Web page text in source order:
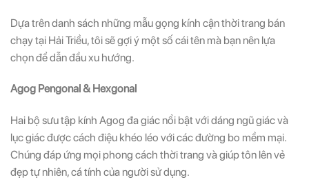
Dựa trên danh sách những mẫu gọng kính cận thời trang bán
chạy tại Hải Triều, tôi sẽ gợi ý một số cái tên mà bạn nên lựa
chọn để dẫn đầu xu hướng.
Agog Pengonal & Hexgonal
Hai bộ sưu tập kính Agog đa giác nổi bật với dáng ngũ giác và
lục giác được cách điệu khéo léo với các đường bo mềm mại.
Chúng đáp ứng mọi phong cách thời trang và giúp tôn lên vẻ
đẹp tự nhiên, cá tính của người sử dụng.